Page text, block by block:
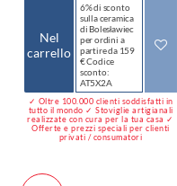
Nel
carrello
6% di sconto
sulla ceramica
di Bolesławiec
per ordini a
partire da 159
€ Codice
sconto:
AT5X2A
✓ Oltre 100.000 clienti soddisfatti in
tutto il mondo ✓ Stoviglie artigianali
realizzate con cura per la tua casa ✓
Offerte e prezzi speciali per clienti
privati / consumatori